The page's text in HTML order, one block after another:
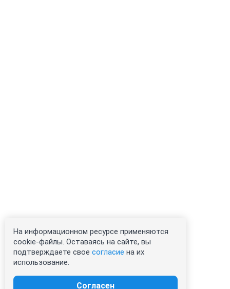
На информационном ресурсе применяются
cookie-файлы. Оставаясь на сайте, вы
подтверждаете свое согласие на их
использование.
Согласен